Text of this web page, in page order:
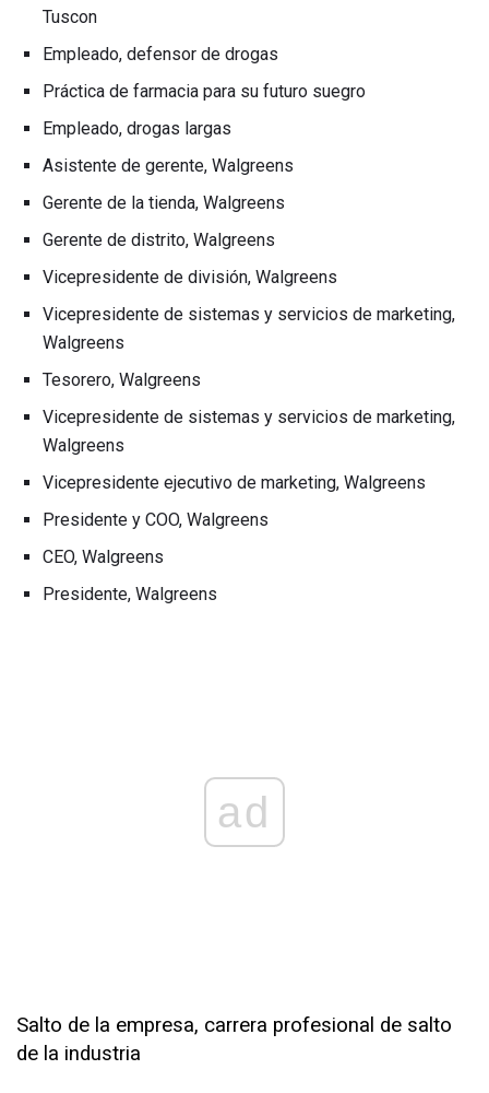
Tuscon
Empleado, defensor de drogas
Práctica de farmacia para su futuro suegro
Empleado, drogas largas
Asistente de gerente, Walgreens
Gerente de la tienda, Walgreens
Gerente de distrito, Walgreens
Vicepresidente de división, Walgreens
Vicepresidente de sistemas y servicios de marketing,
Walgreens
Tesorero, Walgreens
Vicepresidente de sistemas y servicios de marketing,
Walgreens
Vicepresidente ejecutivo de marketing, Walgreens
Presidente y COO, Walgreens
CEO, Walgreens
Presidente, Walgreens
ad
Salto de la empresa, carrera profesional de salto
de la industria